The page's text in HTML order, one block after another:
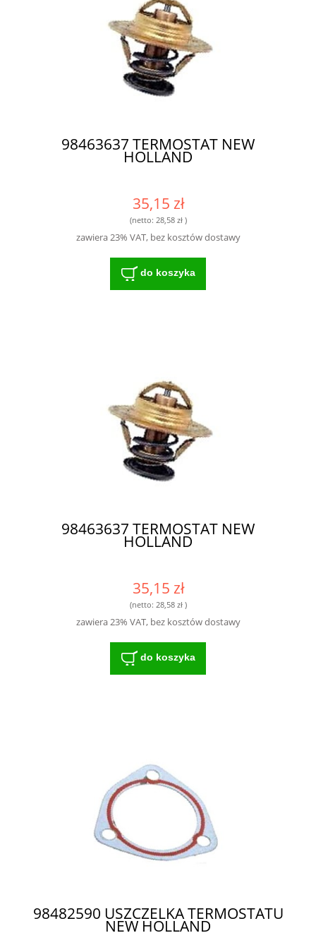
98463637 TERMOSTAT NEW
HOLLAND
35,15 zł
(netto: 28,58 zł)
zawiera 23% VAT, bez kosztów dostawy
do koszyka
98463637 TERMOSTAT NEW
HOLLAND
35,15 zł
(netto: 28,58 zł)
zawiera 23% VAT, bez kosztów dostawy
do koszyka
98482590 USZCZELKA TERMOSTATU
NEW HOLLAND